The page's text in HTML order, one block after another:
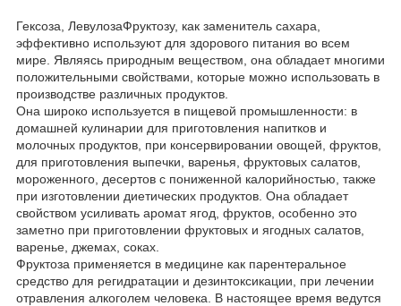
Гексоза, ЛевулозаФруктозу, как заменитель сахара,
эффективно используют для здорового питания во всем
мире. Являясь природным веществом, она обладает многими
положительными свойствами, которые можно использовать в
производстве различных продуктов.
Она широко используется в пищевой промышленности: в
домашней кулинарии для приготовления напитков и
молочных продуктов, при консервировании овощей, фруктов,
для приготовления выпечки, варенья, фруктовых салатов,
мороженного, десертов с пониженной калорийностью, также
при изготовлении диетических продуктов. Она обладает
свойством усиливать аромат ягод, фруктов, особенно это
заметно при приготовлении фруктовых и ягодных салатов,
варенье, джемах, соках.
Фруктоза применяется в медицине как парентеральное
средство для регидратации и дезинтоксикации, при лечении
отравления алкоголем человека. В настоящее время ведутся